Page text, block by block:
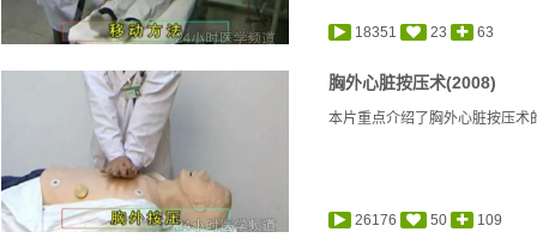
18351 23 63
胸外心脏按压术(2008)
本片重点介绍了胸外心脏按压术
26176 50 109